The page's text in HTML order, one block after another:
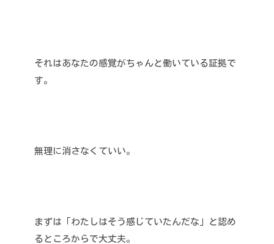
それはあなたの感覚がちゃんと働いている証拠で
す。
無理に消さなくていい。
まずは「わたしはそう感じていたんだな」と認め
るところからで大丈夫。